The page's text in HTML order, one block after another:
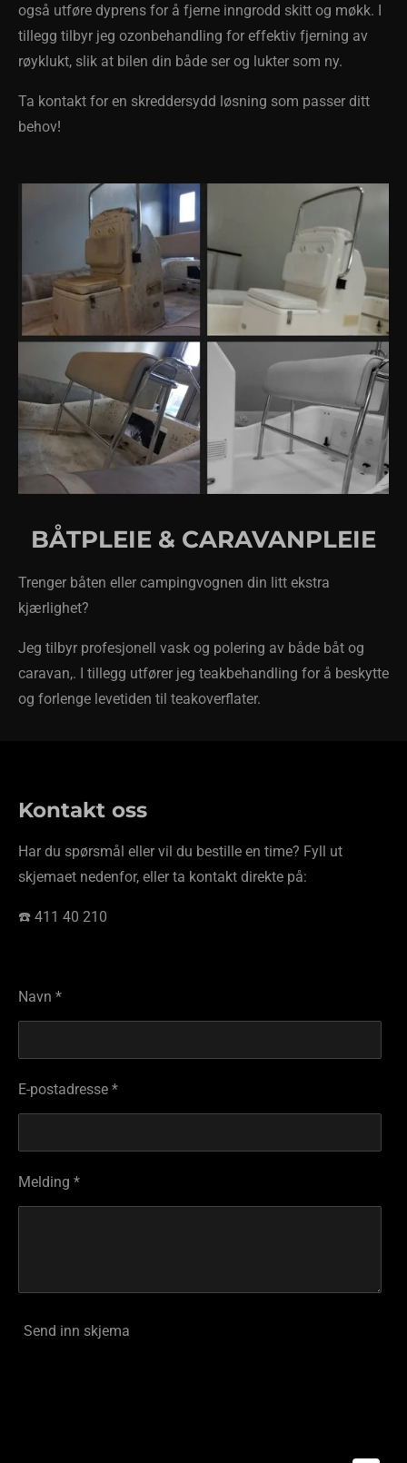
også utføre dyprens for å fjerne inngrodd skitt og møkk. I
tillegg tilbyr jeg ozonbehandling for effektiv fjerning av
røyklukt, slik at bilen din både ser og lukter som ny.
Ta kontakt for en skreddersydd løsning som passer ditt
behov!
BÅTPLEIE & CARAVANPLEIE
Trenger båten eller campingvognen din litt ekstra
kjærlighet?
Jeg tilbyr profesjonell vask og polering av både båt og
caravan,. I tillegg utfører jeg teakbehandling for å beskytte
og forlenge levetiden til teakoverflater.
Kontakt oss
Har du spørsmål eller vil du bestille en time? Fyll ut
skjemaet nedenfor, eller ta kontakt direkte på:
☎️ 411 40 210
Navn *
E-postadresse *
Melding *
Send inn skjema